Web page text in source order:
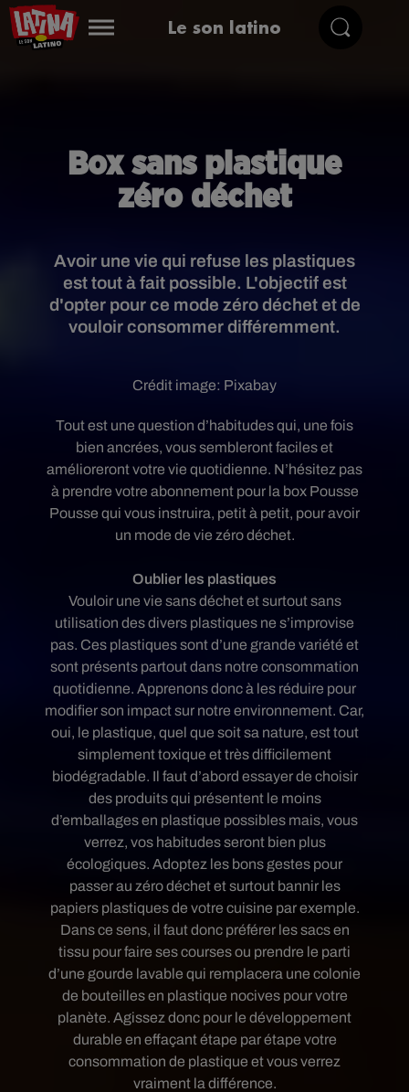
Le son latino
Box sans plastique
zéro déchet
Avoir une vie qui refuse les plastiques
est tout à fait possible. L'objectif est
d'opter pour ce mode zéro déchet et de
vouloir consommer différemment.
Crédit image: Pixabay
Tout est une question d’habitudes qui, une fois
bien ancrées, vous sembleront faciles et
amélioreront votre vie quotidienne. N’hésitez pas
à prendre votre abonnement pour la box Pousse
Pousse qui vous instruira, petit à petit, pour avoir
un mode de vie zéro déchet.
Oublier les plastiques
Vouloir une vie sans déchet et surtout sans
utilisation des divers plastiques ne s’improvise
pas. Ces plastiques sont d’une grande variété et
sont présents partout dans notre consommation
quotidienne. Apprenons donc à les réduire pour
modifier son impact sur notre environnement. Car,
oui, le plastique, quel que soit sa nature, est tout
simplement toxique et très difficilement
biodégradable. Il faut d’abord essayer de choisir
des produits qui présentent le moins
d’emballages en plastique possibles mais, vous
verrez, vos habitudes seront bien plus
écologiques. Adoptez les bons gestes pour
passer au zéro déchet et surtout bannir les
papiers plastiques de votre cuisine par exemple.
Dans ce sens, il faut donc préférer les sacs en
tissu pour faire ses courses ou prendre le parti
d’une gourde lavable qui remplacera une colonie
de bouteilles en plastique nocives pour votre
planète. Agissez donc pour le développement
durable en effaçant étape par étape votre
consommation de plastique et vous verrez
vraiment la différence.